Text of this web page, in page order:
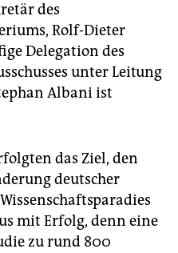
des
Rolf-Dieter
Delegation des
unter Leitung
Albani ist
das Ziel, den
deutscher
mit Erfolg, denn eine
zu rund 800